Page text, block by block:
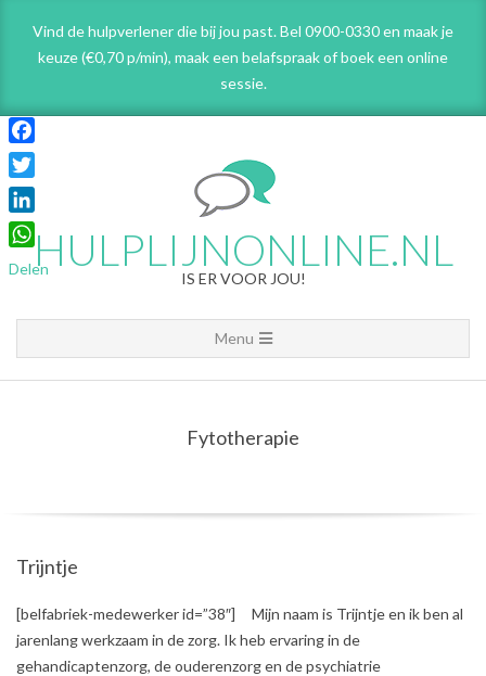
content
Vind de hulpverlener die bij jou past. Bel 0900-0330 en maak je
keuze (€0,70 p/min), maak een belafspraakof boek een online
sessie.
HULPLIJNONLINE.NL
IS ER VOOR JOU!
Navigation
Menu
Menu
Fytotherapie
Trijntje
2020-
01-
[belfabriek-medewerker id=”38″] Mijn naam is Trijntje en ik ben al
jarenlang werkzaam in de zorg. Ik heb ervaring in de
gehandicaptenzorg, de ouderenzorg en de psychiatrie
Facebook
Twitter
LinkedIn
WhatsApp
Delen